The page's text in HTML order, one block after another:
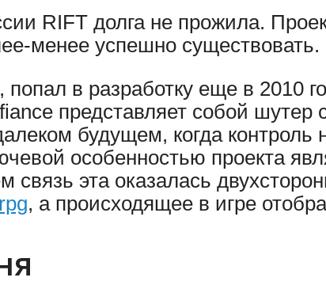
RIFT долга не прожила.
менее успешно существовать.
в разработку еще в 2010
представляет собой
будущем, когда
особенностью проекта
эта оказалась
, а происходящее в игре